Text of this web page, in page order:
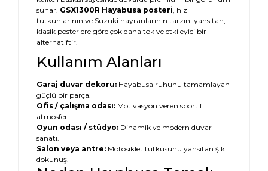
sunar. GSX1300R Hayabusa posteri, hız
tutkunlarının ve Suzuki hayranlarının tarzını yansıtan,
klasik posterlere göre çok daha tok ve etkileyici bir
alternatiftir.
Kullanım Alanları
Garaj duvar dekoru: Hayabusa ruhunu tamamlayan
güçlü bir parça.
Ofis / çalışma odası: Motivasyon veren sportif
atmosfer.
Oyun odası / stüdyo: Dinamik ve modern duvar
sanatı.
Salon veya antre: Motosiklet tutkusunu yansıtan şık
dokunuş.